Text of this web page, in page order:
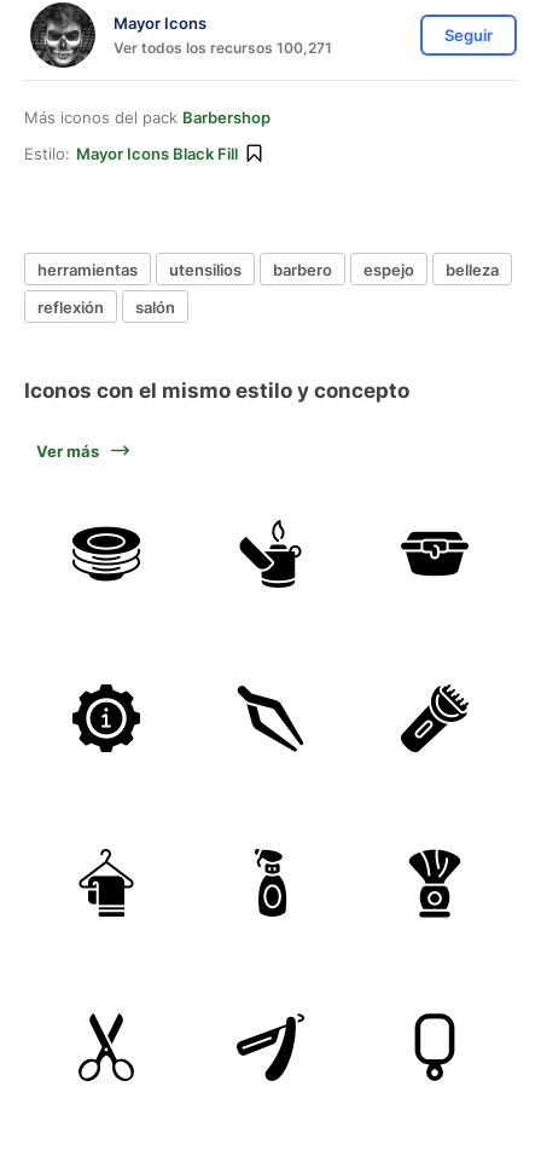
Mayor Icons
Ver todos los recursos 100,271
Seguir
Más iconos del pack Barbershop
Estilo: Mayor Icons Black Fill
herramientas utensilios barbero espejo
belleza
reflexión
salón
Iconos con el mismo estilo y concepto
Ver más